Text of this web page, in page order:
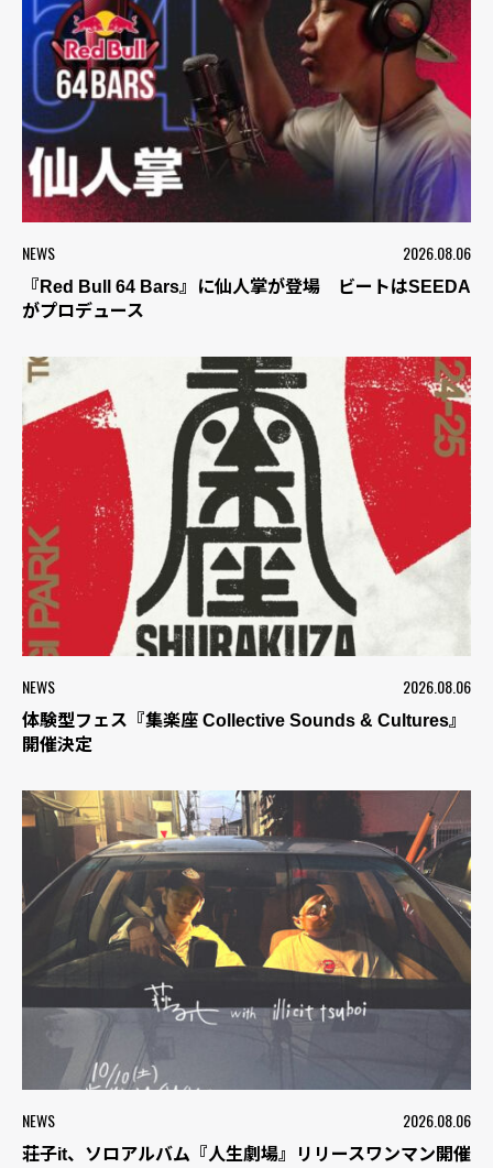
NEWS 2026.08.06
『Red Bull 64 Bars』に仙人掌が登場 ビートはSEEDA
がプロデュース
NEWS 2026.08.06
体験型フェス『集楽座 Collective Sounds & Cultures』
開催決定
NEWS 2026.08.06
荘子it、ソロアルバム『人生劇場』リリースワンマン開催